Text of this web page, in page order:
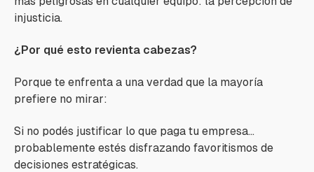
injusticia.
¿Por qué esto revienta cabezas?
Porque te enfrenta a una verdad que la mayoría
prefiere no mirar:
Si no podés justificar lo que paga tu empresa…
probablemente estés disfrazando favoritismos de
decisiones estratégicas.